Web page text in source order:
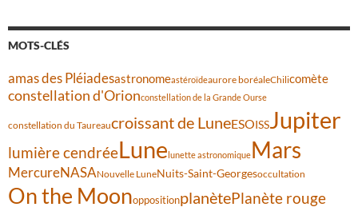
MOTS-CLÉS
amas des Pléiadesastronomeastéroïdeaurore boréaleChilicomète
constellation d'Orionconstellation de la Grande Ourse
constellation du Taureaucroissant de LuneESOISSJupiter
lumière cendréeLunelunette astronomiqueMars
MercureNASANouvelle LuneNuits-Saint-Georgesoccultation
On the MoonoppositionplanètePlanète rouge